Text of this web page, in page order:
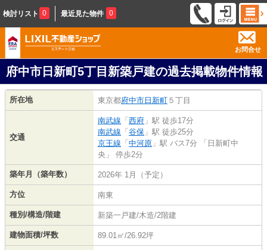
検討リスト 0 最近見た物件 0
お問合せ
府中市日新町5丁目新築戸建の過去掲載物件情報
所在地 東京都府中市 日新町 ５丁目
交通
南武線 「 西府 」駅 徒歩17分
南武線 「 谷保 」駅 徒歩25分
京王線 「 中河原 」駅 バス7分 「日新町中
央」 停歩2分
築年月（築年数） 2026年 1月（予定）
方位 南東
種別/構造/階建 新築一戸建/木造/2階建
建物面積/坪数 89.01㎡/26.92坪